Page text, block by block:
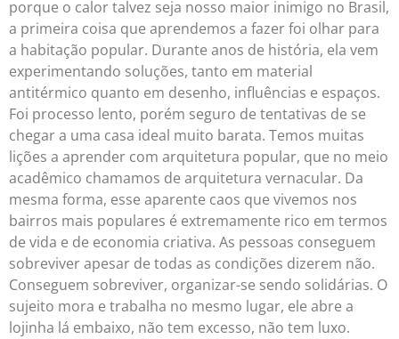
porque o calor talvez seja nosso maior inimigo no Brasil,
a primeira coisa que aprendemos a fazer foi olhar para
a habitação popular. Durante anos de história, ela vem
experimentando soluções, tanto em material
antitérmico quanto em desenho, influências e espaços.
Foi processo lento, porém seguro de tentativas de se
chegar a uma casa ideal muito barata. Temos muitas
lições a aprender com arquitetura popular, que no meio
acadêmico chamamos de arquitetura vernacular. Da
mesma forma, esse aparente caos que vivemos nos
bairros mais populares é extremamente rico em termos
de vida e de economia criativa. As pessoas conseguem
sobreviver apesar de todas as condições dizerem não.
Conseguem sobreviver, organizar-se sendo solidárias. O
sujeito mora e trabalha no mesmo lugar, ele abre a
lojinha lá embaixo, não tem excesso, não tem luxo.